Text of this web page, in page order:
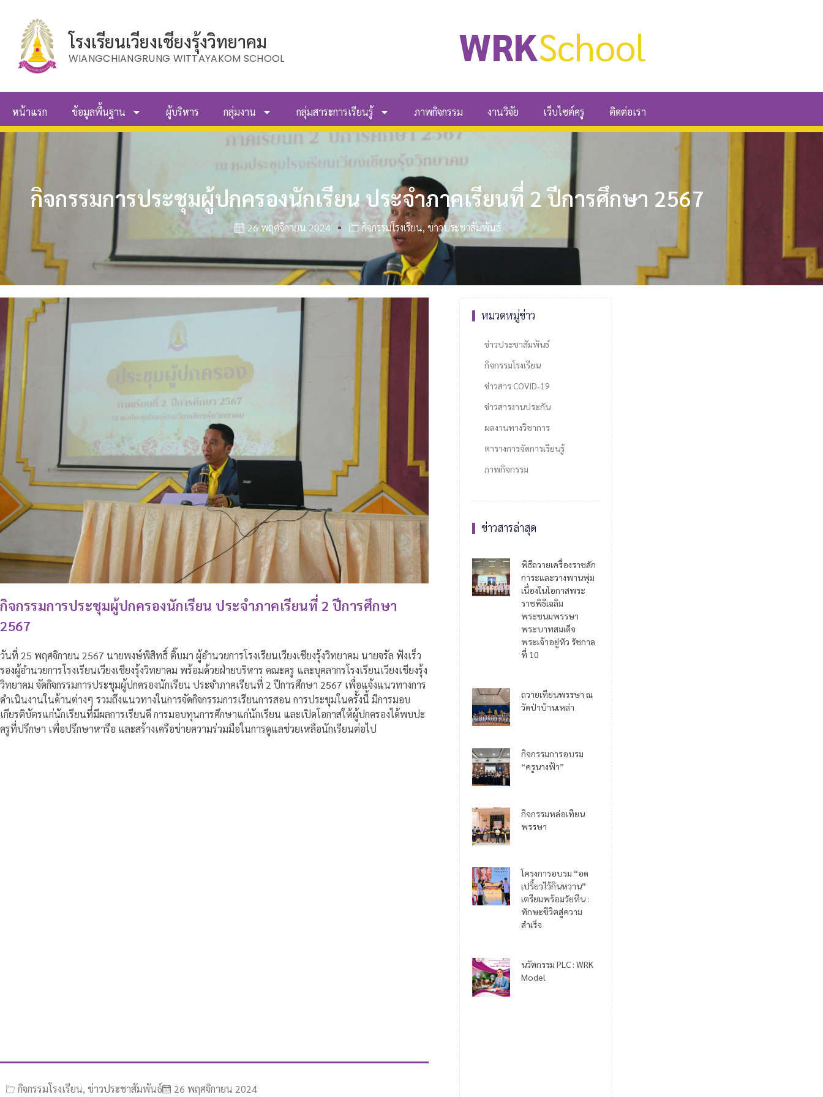
โรงเรียนเวียงเชียงรุ้งวิทยาคม
WIANGCHIANGRUNG WITTAYAKOM SCHOOL WRKSchool
หน้าแรก ข้อมูลพื้นฐาน ผู้บริหาร กลุ่มงาน กลุ่มสาระการเรียนรู้ ภาพกิจกรรม งานวิจัย เว็บไซต์ครู ติดต่อเรา
กิจกรรมการประชุมผู้ปกครองนักเรียน ประจำภาคเรียนที่ 2 ปีการศึกษา 2567
26 พฤศจิกายน 2024 กิจกรรมโรงเรียน, ข่าวประชาสัมพันธ์
กิจกรรมการประชุมผู้ปกครองนักเรียน ประจำภาคเรียนที่ 2 ปีการศึกษา
2567
วันที่ 25 พฤศจิกายน 2567 นายพงษ์พิสิทธิ์ ติ๊บมา ผู้อำนวยการโรงเรียนเวียงเชียงรุ้งวิทยาคม นายจรัล ฟังเร็ว
รองผู้อำนวยการโรงเรียนเวียงเชียงรุ้งวิทยาคม พร้อมด้วยฝ่ายบริหาร คณะครู และบุคลากรโรงเรียนเวียงเชียงรุ้ง
วิทยาคม จัดกิจกรรมการประชุมผู้ปกครองนักเรียน ประจำภาคเรียนที่ 2 ปีการศึกษา 2567 เพื่อแจ้งแนวทางการ
ดำเนินงานในด้านต่างๆ รวมถึงแนวทางในการจัดกิจกรรมการเรียนการสอน การประชุมในครั้งนี้ มีการมอบ
เกียรติบัตรแก่นักเรียนที่มีผลการเรียนดี การมอบทุนการศึกษาแก่นักเรียน และเปิดโอกาสให้ผู้ปกครองได้พบปะ
ครูที่ปรึกษา เพื่อปรึกษาหารือ และสร้างเครือข่ายความร่วมมือในการดูแลช่วยเหลือนักเรียนต่อไป
กิจกรรมโรงเรียน, ข่าวประชาสัมพันธ์ 26 พฤศจิกายน 2024
หมวดหมู่ข่าว
ข่าวประชาสัมพันธ์
กิจกรรมโรงเรียน
ข่าวสาร COVID-19
ข่าวสารงานประกัน
ผลงานทางวิชาการ
ตารางการจัดการเรียนรู้
ภาพกิจกรรม
ข่าวสารล่าสุด
พิธีถวายเครื่องราชสัก
การะและวางพานพุ่ม
เนื่องในโอกาสพระ
ราชพิธีเฉลิม
พระชนมพรรษา
พระบาทสมเด็จ
พระเจ้าอยู่หัว รัชกาล
ที่ 10
ถวายเทียนพรรษา ณ
วัดป่าบ้านเหล่า
กิจกรรมการอบรม
“ครูนางฟ้า”
กิจกรรมหล่อเทียน
พรรษา
โครงการอบรม “อด
เปรี้ยวไว้กินหวาน”
เตรียมพร้อมวัยทีน :
ทักษะชีวิตสู่ความ
สำเร็จ
นวัตกรรม PLC : WRK
Model